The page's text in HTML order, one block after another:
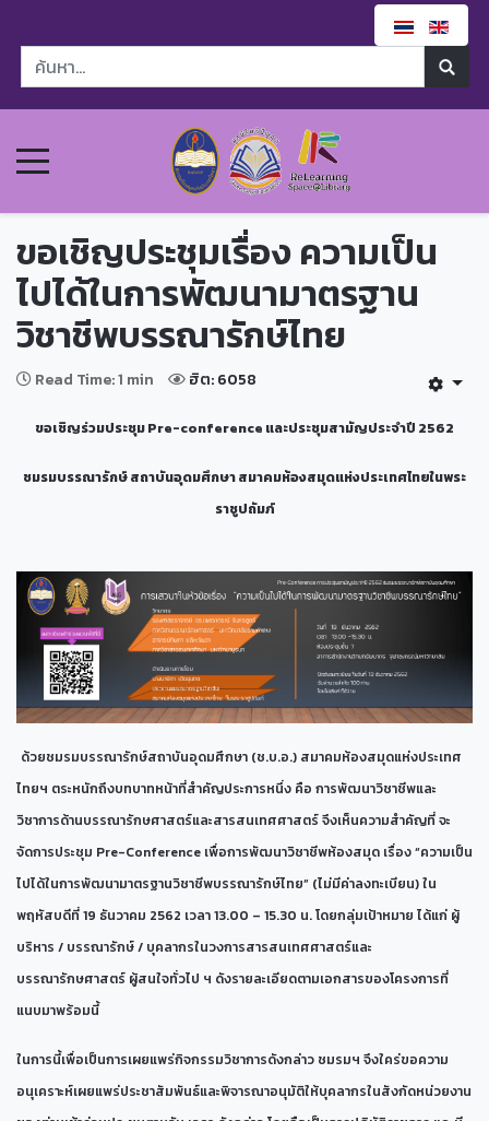
ขอเชิญประชุมเรื่อง ความเป็น
ไปได้ในการพัฒนามาตรฐาน
วิชาชีพบรรณารักษ์ไทย
Read Time: 1 min ฮิต: 6058
ขอเชิญร่วมประชุม Pre-conference และประชุมสามัญประจำปี 2562
ชมรมบรรณารักษ์ สถาบันอุดมศึกษา สมาคมห้องสมุดแห่งประเทศไทยในพระ
ราชูปถัมภ์
ด้วยชมรมบรรณารักษ์สถาบันอุดมศึกษา (ช.บ.อ.) สมาคมห้องสมุดแห่งประเทศ
ไทยฯ ตระหนักถึงบทบาทหน้าที่สำคัญประการหนึ่ง คือ การพัฒนาวิชาชีพและ
วิชาการด้านบรรณารักษศาสตร์และสารสนเทศศาสตร์ จึงเห็นความสำคัญที่ จะ
จัดการประชุม Pre-Conference เพื่อการพัฒนาวิชาชีพห้องสมุด เรื่อง “ความเป็น
ไปได้ในการพัฒนามาตรฐานวิชาชีพบรรณารักษ์ไทย” (ไม่มีค่าลงทะเบียน) ใน
พฤหัสบดีที่ 19 ธันวาคม 2562 เวลา 13.00 – 15.30 น. โดยกลุ่มเป้าหมาย ได้แก่ ผู้
บริหาร / บรรณารักษ์ / บุคลากรในวงการสารสนเทศศาสตร์และ
บรรณารักษศาสตร์ ผู้สนใจทั่วไป ฯ ดังรายละเอียดตามเอกสารของโครงการที่
แนบมาพร้อมนี้
ในการนี้เพื่อเป็นการเผยแพร่กิจกรรมวิชาการดังกล่าว ชมรมฯ จึงใคร่ขอความ
อนุเคราะห์เผยแพร่ประชาสัมพันธ์และพิจารณาอนุมัติให้บุคลากรในสังกัดหน่วยงาน